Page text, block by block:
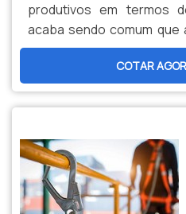
produtivos em termos
acaba sendo comum que
delas demande o uso de
Aliás, é justamente
surge a – alta –
rebobinamento de
MOTORESNo que
de rebobinamento de
COTAR